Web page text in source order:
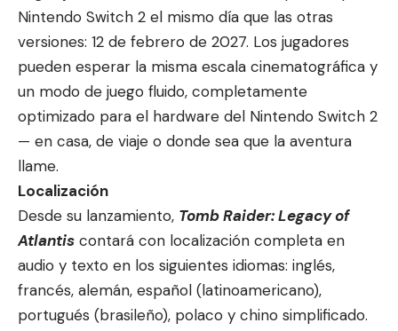
Nintendo Switch 2 el mismo día que las otras
versiones: 12 de febrero de 2027. Los jugadores
pueden esperar la misma escala cinematográfica y
un modo de juego fluido, completamente
optimizado para el hardware del Nintendo Switch 2
— en casa, de viaje o donde sea que la aventura
llame.
Localización
Desde su lanzamiento, Tomb Raider: Legacy of
Atlantis contará con localización completa en
audio y texto en los siguientes idiomas: inglés,
francés, alemán, español (latinoamericano),
portugués (brasileño), polaco y chino simplificado.